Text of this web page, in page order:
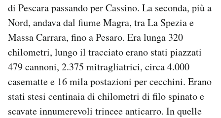
di Pescara passando per Cassino. La seconda, più a
Nord, andava dal fiume Magra, tra La Spezia e
Massa Carrara, fino a Pesaro. Era lunga 320
chilometri, lungo il tracciato erano stati piazzati
479 cannoni, 2.375 mitragliatrici, circa 4.000
casematte e 16 mila postazioni per cecchini. Erano
stati stesi centinaia di chilometri di filo spinato e
scavate innumerevoli trincee anticarro. In quelle